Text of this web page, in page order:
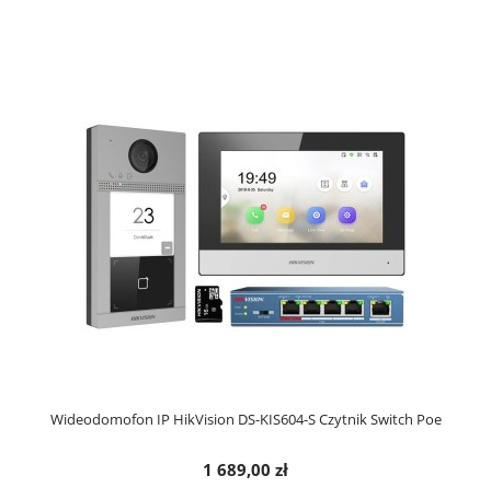
Wideodomofon IP HikVision DS-KIS604-S Czytnik Switch Poe
1 689,00 zł